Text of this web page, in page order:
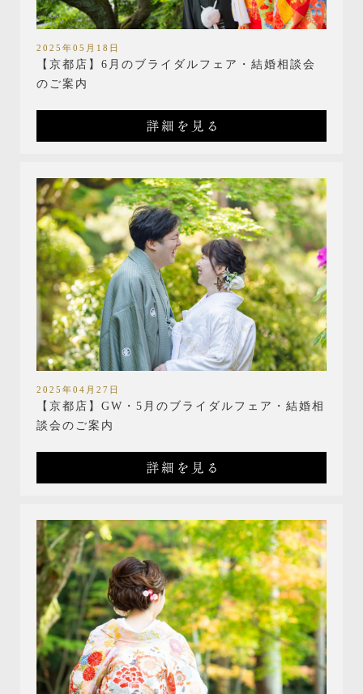
2025年05月18日
【京都店】6月のブライダルフェア・結婚相談会
のご案内
2025年04月27日
【京都店】GW・5月のブライダルフェア・結婚相
談会のご案内